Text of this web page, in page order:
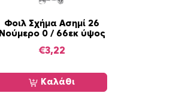
Φοιλ Σχήμα Ασημί 26
Νούμερο 0 / 66εκ ύψος
€3,22
Καλάθι